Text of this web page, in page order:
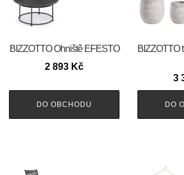
BIZZOTTO Ohniště EFESTO
2 893 Kč
DO OBCHODU
BIZZOTTO
3
DO